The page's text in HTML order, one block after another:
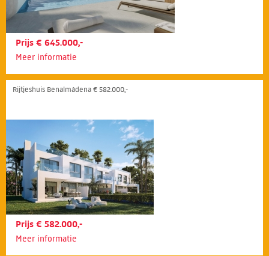
Prijs € 645.000,-
Meer informatie
Rijtjeshuis Benalmádena € 582.000,-
Prijs € 582.000,-
Meer informatie